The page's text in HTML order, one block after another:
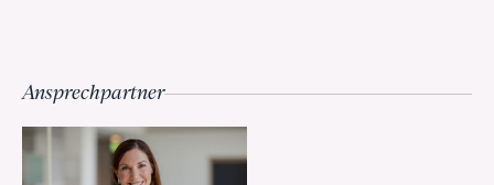
Ansprechpartner